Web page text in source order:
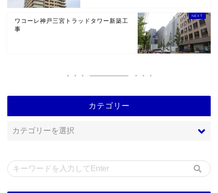
ワコーレ神戸三宮トラッドタワー新築工
事
カテゴリー